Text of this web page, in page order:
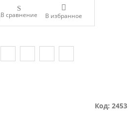
Код: 2453
В сравнение